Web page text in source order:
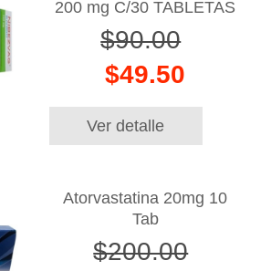
200 mg C/30 TABLETAS
$90.00
$49.50
Ver detalle
Atorvastatina 20mg 10
Tab
$200.00